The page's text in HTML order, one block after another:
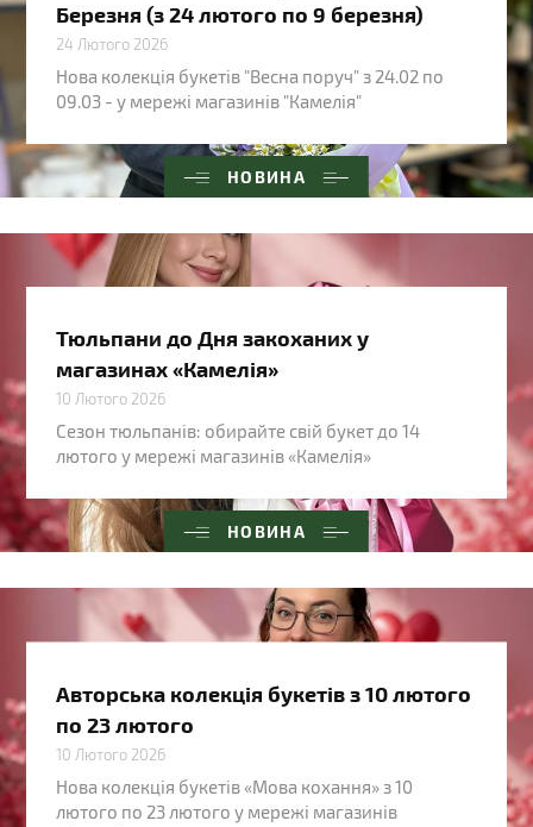
НОВИНА
Березня (з 24 лютого по 9 березня)
24 Лютого 2026
Нова колекція букетів "Весна поруч" з 24.02 по
09.03 - у мережі магазинів "Камелія"
НОВИНА
Тюльпани до Дня закоханих у
магазинах «Камелія»
10 Лютого 2026
Сезон тюльпанів: обирайте свій букет до 14
лютого у мережі магазинів «Камелія»
Авторська колекція букетів з 10 лютого
по 23 лютого
10 Лютого 2026
Нова колекція букетів «Мова кохання» з 10
лютого по 23 лютого у мережі магазинів